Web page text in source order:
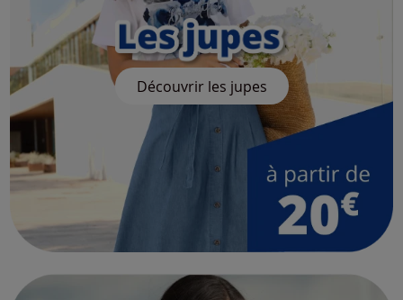
Découvrir les jupes